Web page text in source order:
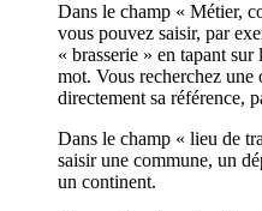
Dans le champ « Métier,
vous pouvez saisir, par
« brasserie » en tapant
mot. Vous recherchez une
directement sa référence,
Dans le champ « lieu de
saisir une commune, un
un continent.